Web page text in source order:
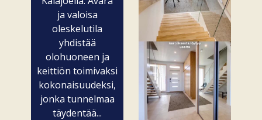
ja valoisa
oleskelutila
yhdistää
olohuoneen ja
keittiön toimivaksi
kokonaisuudeksi,
jonka tunnelmaa
täydentää...